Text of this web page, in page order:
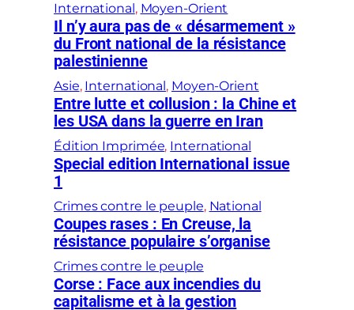
International , Moyen-Orient
Il n’y aura pas de « désarmement »
du Front national de la résistance
palestinienne
Asie, International , Moyen-Orient
Entre lutte et collusion : la Chine et
les USA dans la guerre en Iran
Édition Imprimée, International
Special edition International issue
1
Crimes contre le peuple, National
Coupes rases : En Creuse, la
résistance populaire s’organise
Crimes contre le peuple
Corse : Face aux incendies du
capitalisme et à la gestion